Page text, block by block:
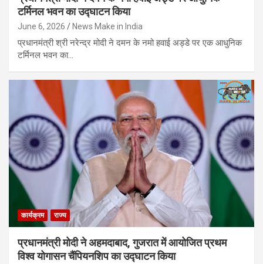
टर्मिनल भवन का उद्घाटन किया
June 6, 2026 News Make in India
प्रधानमंत्री श्री नरेन्द्र मोदी ने दमन के नमो हवाई अड्डे पर एक आधुनिक
टर्मिनल भवन का…
कार्यक्रम राज्य
प्रधानमंत्री मोदी ने अहमदाबाद, गुजरात में आयोजित प्रथम
विश्व योगासन चैंपियनशिप का उद्घाटन किया